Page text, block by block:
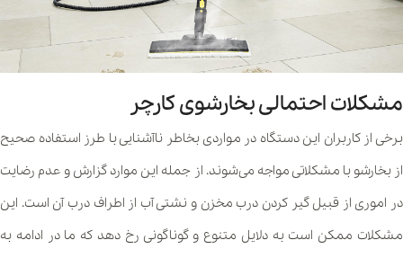
مشکلات احتمالی بخارشوی کارچر
برخی از کاربران این دستگاه در مواردی بخاطر ناآشنایی با طرز استفاده صحیح
از بخارشو با مشکلاتی مواجه می‌شوند. از جمله این موارد گزارش و عدم رضایت
در اموری از قبیل گیر کردن درب مخزن و نشتی آب از اطراف درب آن است. این
مشکلات ممکن است به دلایل متنوع و گوناگونی رخ دهد که ما در ادامه به